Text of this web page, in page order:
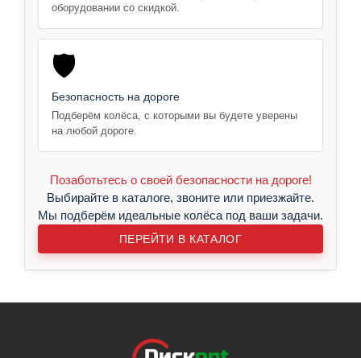
оборудовании со скидкой.
🛡️
Безопасность на дороге
Подберём колёса, с которыми вы будете уверены
на любой дороге.
Позаботьтесь о своей безопасности на дороге!
Выбирайте в каталоге, звоните или приезжайте.
Мы подберём идеальные колёса под ваши задачи.
ПЕРЕЙТИ В КАТАЛОГ